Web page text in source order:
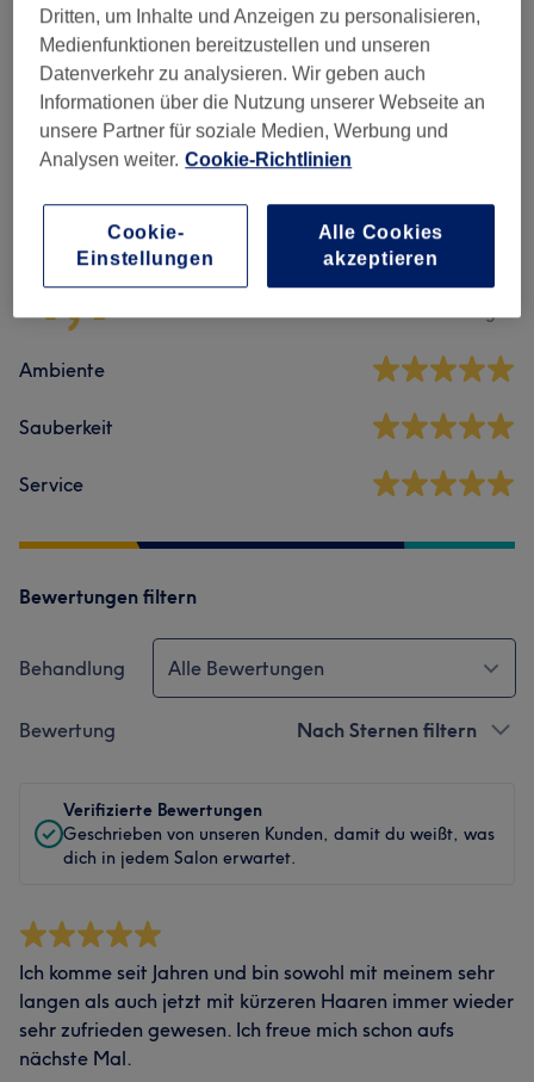
Damen - Farbe & Coloration (11) ab 50 €
Herren - Haarschnitte & Stylings ( 2)
4,9
Ambiente
Sauberkeit
Service
Bewertungen filtern
Behandlung Alle Bewertungen
Bewertung Nach Sternen filtern
Verifizierte Bewertungen
Geschrieben von unseren Kunden, damit du weißt, was
dich in jedem Salon erwartet.
Ich komme seit Jahren und bin sowohl mit meinem sehr
langen als auch jetzt mit kürzeren Haaren immer wieder
sehr zufrieden gewesen. Ich freue mich schon aufs
nächste Mal.
Dritten, um Inhalte und Anzeigen zu personalisieren,
Medienfunktionen bereitzustellen und unseren
Datenverkehr zu analysieren. Wir geben auch
Informationen über die Nutzung unserer Webseite an
unsere Partner für soziale Medien, Werbung und
Analysen weiter. Cookie-Richtlinien
Cookie-
Einstellungen
Alle Cookies
akzeptieren